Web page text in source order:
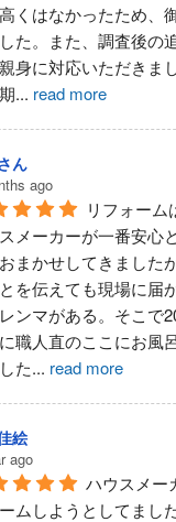
くはなかったため、
た。また、調査後の
身に対応いただきまし
... read more
ん
ago
リフォーム
メーカーが一番安心
まかせしてきました
を伝えても現場に届
ンマがある。そこで
職人直のここにお風
た... read more
絵
ago
ハウスメー
ムしようとしてまし